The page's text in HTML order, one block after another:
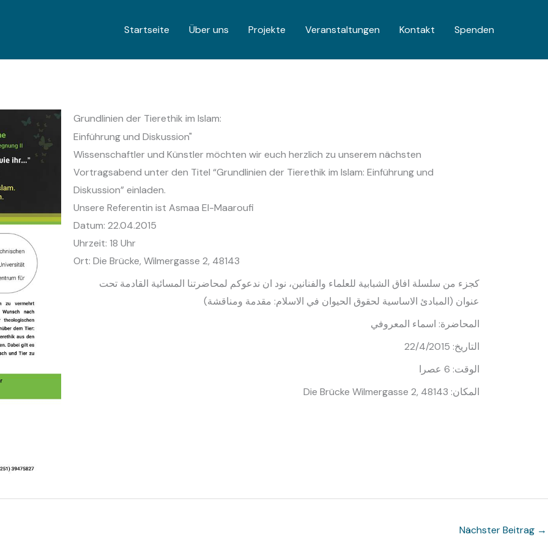
Startseite Über uns Projekte Veranstaltungen Kontakt Spenden
Grundlinien der Tierethik im Islam:
Einführung und Diskussion"
Wissenschaftler und Künstler möchten wir euch herzlich zu unserem nächsten
Vortragsabend unter den Titel “Grundlinien der Tierethik im Islam: Einführung und
Diskussion” einladen.
Unsere Referentin ist Asmaa El-Maaroufi
Datum: 22.04.2015
Uhrzeit: 18 Uhr
Ort: Die Brücke, Wilmergasse 2, 48143
كجزء من سلسلة افاق الشبابية للعلماء والفنانين، نود ان ندعوكم لمحاضرتنا المسائية القادمة تحت
عنوان (المبادئ الاساسية لحقوق الحيوان في الاسلام: مقدمة ومناقشة)
المحاضرة: اسماء المعروفي
التاريخ: 22/4/2015
الوقت: 6
عصرا
المكان: Die Brücke Wilmergasse 2, 48143
Nächster Beitrag →